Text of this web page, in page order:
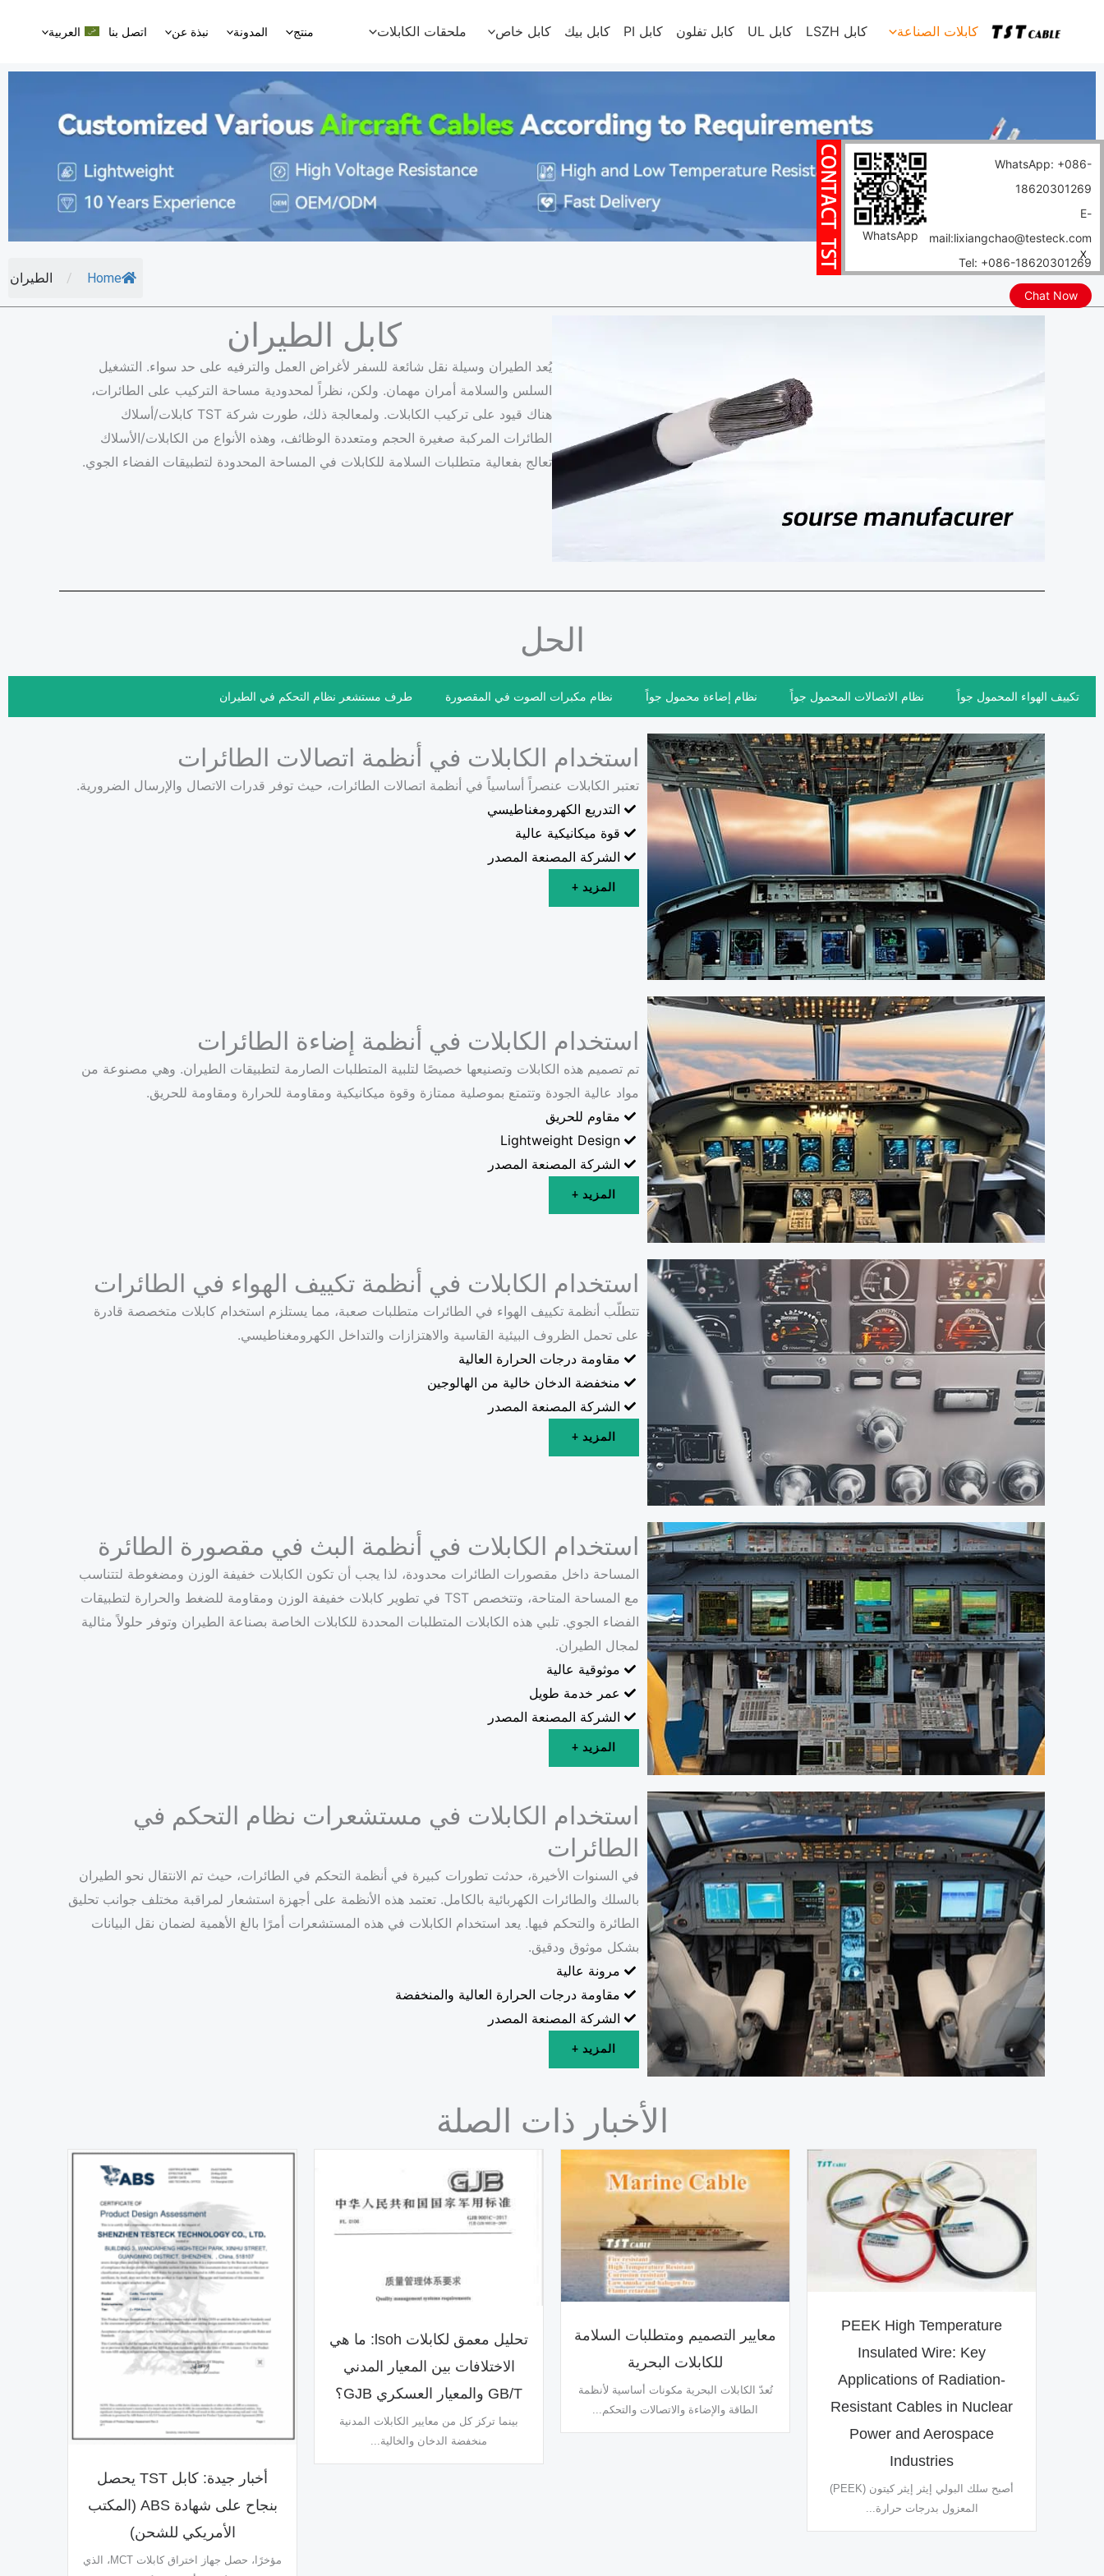
WhatsApp: +086-
18620301269
E-
mail:lixiangchao@testeck.com
Tel: +086-18620301269
Chat Now
WhatsApp
X
كابلات الصناعة كابل LSZH كابل UL كابل تفلون كابل PI كابل بيك كابل خاص ملحقات الكابلات منتج المدونة نبذة عن اتصل بنا العربية
Home
/ الطيران
كابل الطيران
يُعد الطيران وسيلة نقل شائعة للسفر لأغراض العمل والترفيه على حد سواء. التشغيل
السلس والسلامة أمران مهمان. ولكن، نظراً لمحدودية مساحة التركيب على الطائرات،
هناك قيود على تركيب الكابلات. ولمعالجة ذلك، طورت شركة TST كابلات/أسلاك
الطائرات المركبة صغيرة الحجم ومتعددة الوظائف، وهذه الأنواع من الكابلات/الأسلاك
تعالج بفعالية متطلبات السلامة للكابلات في المساحة المحدودة لتطبيقات الفضاء الجوي.
الحل
تكييف الهواء المحمول جواً نظام الاتصالات المحمول جواً نظام إضاءة محمول جواً نظام مكبرات الصوت في المقصورة طرف مستشعر نظام التحكم في الطيران
استخدام الكابلات في أنظمة اتصالات الطائرات
تعتبر الكابلات عنصراً أساسياً في أنظمة اتصالات الطائرات، حيث توفر قدرات الاتصال والإرسال الضرورية.
التدريع الكهرومغناطيسي
قوة ميكانيكية عالية
الشركة المصنعة المصدر
المزيد +
استخدام الكابلات في أنظمة إضاءة الطائرات
تم تصميم هذه الكابلات وتصنيعها خصيصًا لتلبية المتطلبات الصارمة لتطبيقات الطيران. وهي مصنوعة من
مواد عالية الجودة وتتمتع بموصلية ممتازة وقوة ميكانيكية ومقاومة للحرارة ومقاومة للحريق.
مقاوم للحريق
Lightweight Design
الشركة المصنعة المصدر
المزيد +
استخدام الكابلات في أنظمة تكييف الهواء في الطائرات
تتطلّب أنظمة تكييف الهواء في الطائرات متطلبات صعبة، مما يستلزم استخدام كابلات متخصصة قادرة
على تحمل الظروف البيئية القاسية والاهتزازات والتداخل الكهرومغناطيسي.
مقاومة درجات الحرارة العالية
منخفضة الدخان خالية من الهالوجين
الشركة المصنعة المصدر
المزيد +
استخدام الكابلات في أنظمة البث في مقصورة الطائرة
المساحة داخل مقصورات الطائرات محدودة، لذا يجب أن تكون الكابلات خفيفة الوزن ومضغوطة لتتناسب
مع المساحة المتاحة، وتتخصص TST في تطوير كابلات خفيفة الوزن ومقاومة للضغط والحرارة لتطبيقات
الفضاء الجوي. تلبي هذه الكابلات المتطلبات المحددة للكابلات الخاصة بصناعة الطيران وتوفر حلولاً مثالية
لمجال الطيران.
موثوقية عالية
عمر خدمة طويل
الشركة المصنعة المصدر
المزيد +
استخدام الكابلات في مستشعرات نظام التحكم في
الطائرات
في السنوات الأخيرة، حدثت تطورات كبيرة في أنظمة التحكم في الطائرات، حيث تم الانتقال نحو الطيران
بالسلك والطائرات الكهربائية بالكامل. تعتمد هذه الأنظمة على أجهزة استشعار لمراقبة مختلف جوانب تحليق
الطائرة والتحكم فيها. يعد استخدام الكابلات في هذه المستشعرات أمرًا بالغ الأهمية لضمان نقل البيانات
بشكل موثوق ودقيق.
مرونة عالية
مقاومة درجات الحرارة العالية والمنخفضة
الشركة المصنعة المصدر
المزيد +
الأخبار ذات الصلة
PEEK High Temperature
Insulated Wire: Key
Applications of Radiation-
Resistant Cables in Nuclear
Power and Aerospace
Industries
أصبح سلك البولي إيثر إيثر كيتون (PEEK)
المعزول بدرجات حرارة...
معايير التصميم ومتطلبات السلامة
للكابلات البحرية
تُعدّ الكابلات البحرية مكونات أساسية لأنظمة
الطاقة والإضاءة والاتصالات والتحكم...
تحليل معمق لكابلات lsoh: ما هي
الاختلافات بين المعيار المدني
GB/T والمعيار العسكري GJB؟
بينما تركز كل من معايير الكابلات المدنية
منخفضة الدخان والخالية...
أخبار جيدة: كابل TST يحصل
بنجاح على شهادة ABS (المكتب
الأمريكي للشحن)
مؤخرًا، حصل جهاز اختراق كابلات MCT، الذي